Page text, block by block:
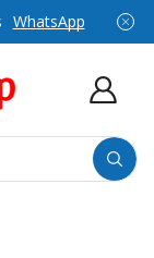
WhatsApp